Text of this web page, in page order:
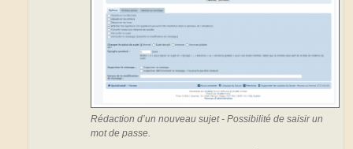
Rédaction d’un nouveau sujet - Possibilité de saisir un
mot de passe.